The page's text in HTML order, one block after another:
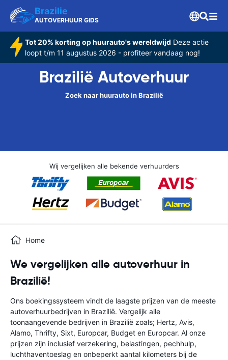
Brazilie
AUTOVERHUUR GIDS
Tot 20% korting op huurauto's wereldwijd Deze actie
loopt t/m 11 augustus 2026 - profiteer vandaag nog!
Brazilië Autoverhuur
Zoek naar huurauto in Brazilië
Wij vergelijken alle bekende verhuurders
Home
We vergelijken alle autoverhuur in
Brazilië!
Ons boekingssysteem vindt de laagste prijzen van de meeste
autoverhuurbedrijven in Brazilië. Vergelijk alle
toonaangevende bedrijven in Brazilië zoals; Hertz, Avis,
Alamo, Thrifty, Sixt, Europcar, Budget en Europcar. Al onze
prijzen zijn inclusief verzekering, belastingen, pechhulp,
luchthaventoeslag en onbeperkt aantal kilometers bij de